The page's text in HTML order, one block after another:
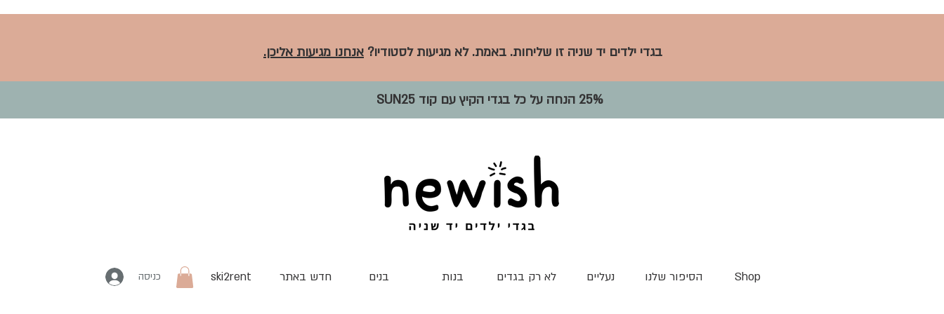
בגדי ילדים יד שניה זו שליחות. באמת. לא מגיעות לסטודיו? אנחנו מגיעות אליכן.
25% הנחה על כל בגדי הקיץ עם קוד SUN25
כניסה ski2rent חדש באתר בנים בנות לא רק בגדים נעליים הסיפור שלנו Shop